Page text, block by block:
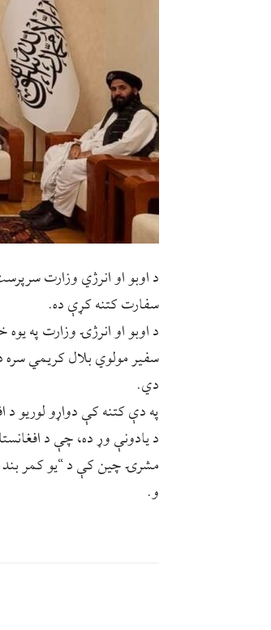
د اوبو او انرژي وزارت
سفارت کتنه کړې ده.
د اوبو او انرژۍ وزارت په
سفیر مولوي بلال کریمي سره
دي.
په دې کتنه کې دواړو لوریو
د یادونې وړ ده، چې د
مشرۍ چین کې د “یو کمر بند
و.